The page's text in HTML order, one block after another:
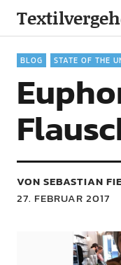
BLOG STATE OF THE
VON SEBASTIAN
27. FEBRUAR 2017